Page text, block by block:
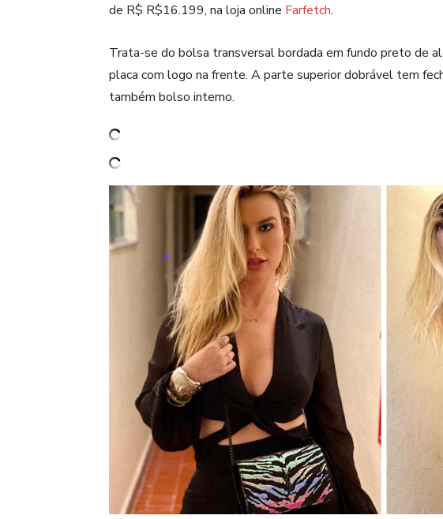
de R$ R$16.199, na loja online Farfetch.
Trata-se do bolsa transversal bordada em fundo preto de
placa com logo na frente. A parte superior dobrável tem
também bolso interno.